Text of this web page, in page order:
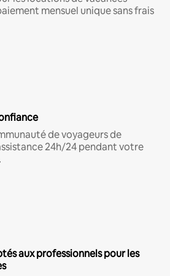
mensuel unique sans frais
de voyageurs de
24h/24 pendant votre
aux professionnels pour les